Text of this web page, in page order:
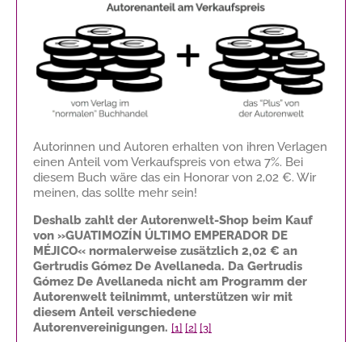
Autorinnen und Autoren erhalten von ihren Verlagen
einen Anteil vom Verkaufspreis von etwa 7%. Bei
diesem Buch wäre das ein Honorar von 2,02 €. Wir
meinen, das sollte mehr sein!
Deshalb zahlt der Autorenwelt-Shop beim Kauf
von »GUATIMOZÍN ÚLTIMO EMPERADOR DE
MÉJICO« normalerweise zusätzlich 2,02 € an
Gertrudis Gómez De Avellaneda. Da Gertrudis
Gómez De Avellaneda nicht am Programm der
Autorenwelt teilnimmt, unterstützen wir mit
diesem Anteil verschiedene
Autorenvereinigungen. [1] [2] [3]